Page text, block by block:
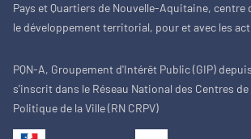
Pays et Quartiers de Nouvelle-Aquitaine, centre
le développement territorial, pour et avec les
PQN-A, Groupement d'Intérêt Public (GIP)
s'inscrit dans le Réseau National des Centres
Politique de la Ville (RN CRPV)